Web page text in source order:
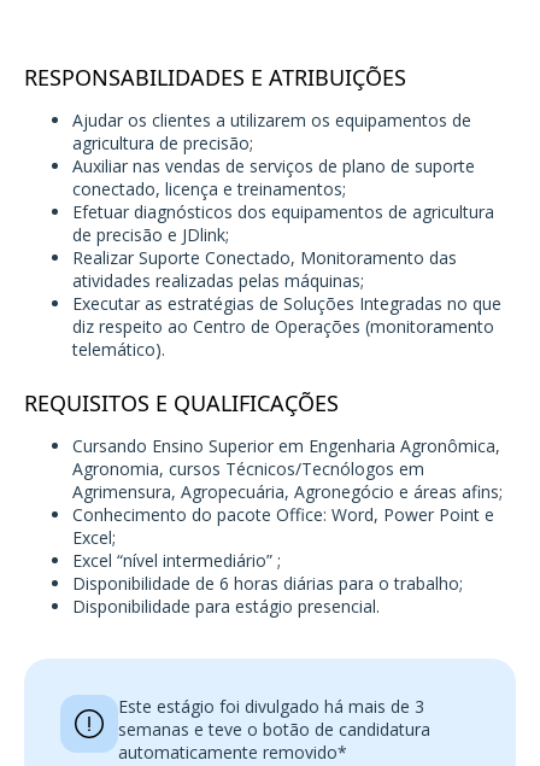
RESPONSABILIDADES E ATRIBUIÇÕES
Ajudar os clientes a utilizarem os equipamentos de
agricultura de precisão;
Auxiliar nas vendas de serviços de plano de suporte
conectado, licença e treinamentos;
Efetuar diagnósticos dos equipamentos de agricultura
de precisão e JDlink;
Realizar Suporte Conectado, Monitoramento das
atividades realizadas pelas máquinas;
Executar as estratégias de Soluções Integradas no que
diz respeito ao Centro de Operações (monitoramento
telemático).
REQUISITOS E QUALIFICAÇÕES
Cursando Ensino Superior em Engenharia Agronômica,
Agronomia, cursos Técnicos/Tecnólogos em
Agrimensura, Agropecuária, Agronegócio e áreas afins;
Conhecimento do pacote Office: Word, Power Point e
Excel;
Excel “nível intermediário” ;
Disponibilidade de 6 horas diárias para o trabalho;
Disponibilidade para estágio presencial.
Este estágio foi divulgado há mais de 3
semanas e teve o botão de candidatura
automaticamente removido*